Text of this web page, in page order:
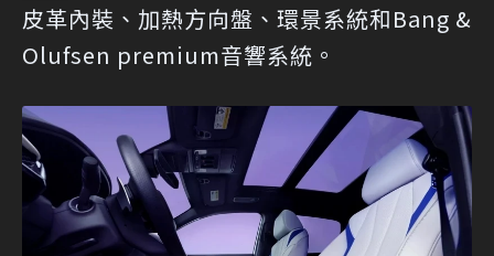
皮革內裝、加熱方向盤、環景系統和Bang &
Olufsen premium音響系統。